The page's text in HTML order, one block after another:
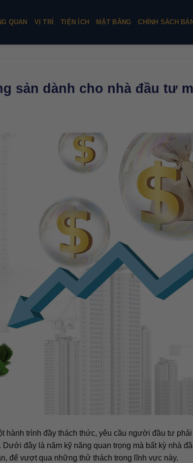
QUAN VỊ TRÍ TIỆN ÍCH MẶT BẰNG CHÍNH SÁCH
sản dành cho nhà đầu tư
hành trình đầy thách thức, yêu cầu người đầu tư
đây là năm kỹ năng quan trọng mà bất kỳ nhà
để vượt qua những thử thách trong lĩnh vực này.